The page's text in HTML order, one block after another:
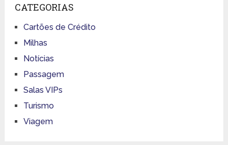
CATEGORIAS
Cartões de Crédito
Milhas
Notícias
Passagem
Salas VIPs
Turismo
Viagem